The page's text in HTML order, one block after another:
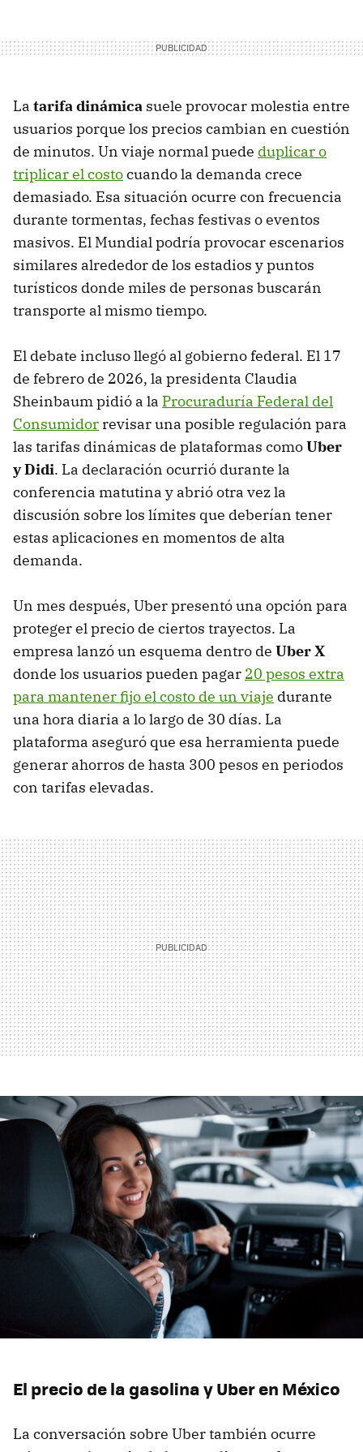
La tarifa dinámica suele provocar molestia entre
usuarios porque los precios cambian en cuestión
de minutos. Un viaje normal puede duplicar o
triplicar el costocuando la demanda crece
demasiado. Esa situación ocurre con frecuencia
durante tormentas, fechas festivas o eventos
masivos. El Mundial podría provocar escenarios
similares alrededor de los estadios y puntos
turísticos donde miles de personas buscarán
transporte al mismo tiempo.
El debate incluso llegó al gobierno federal. El 17
de febrero de 2026, la presidenta Claudia
Sheinbaum pidió a la Procuraduría Federal del
Consumidor revisar una posible regulación para
las tarifas dinámicas de plataformas comoUber
y Didi. La declaración ocurrió durante la
conferencia matutina y abrió otra vez la
discusión sobre los límites que deberían tener
estas aplicaciones en momentos de alta
demanda.
Un mes después, Uber presentó una opción para
proteger el precio de ciertos trayectos. La
empresa lanzó un esquema dentro de Uber X
donde los usuarios pueden pagar 20 pesos extra
para mantener fijo el costo de un viaje durante
una hora diaria a lo largo de 30 días. La
plataforma aseguró que esa herramienta puede
generar ahorros de hasta 300 pesos en periodos
con tarifas elevadas.
El precio de la gasolina y Uber en México
La conversación sobre Uber también ocurre